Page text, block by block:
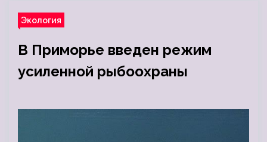
Экология
В Приморье введен режим
усиленной рыбоохраны